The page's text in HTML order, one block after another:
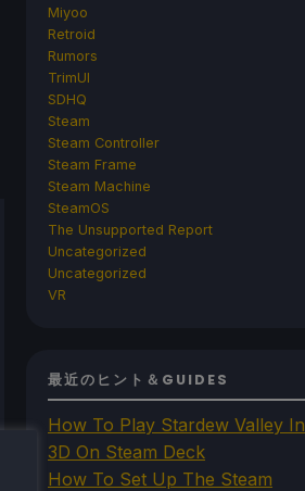
Miyoo
Retroid
Rumors
TrimUI
SDHQ
Steam
Steam Controller
Steam Frame
Steam Machine
SteamOS
The Unsupported Report
Uncategorized
Uncategorized
VR
最近のヒント＆GUIDES
How To Play Stardew Valley In
3D On Steam Deck
How To Set Up The Steam